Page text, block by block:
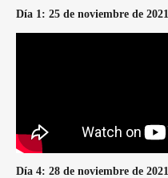
Día 1: 25 de noviembre de 2021
Día 4: 28 de noviembre de 2021